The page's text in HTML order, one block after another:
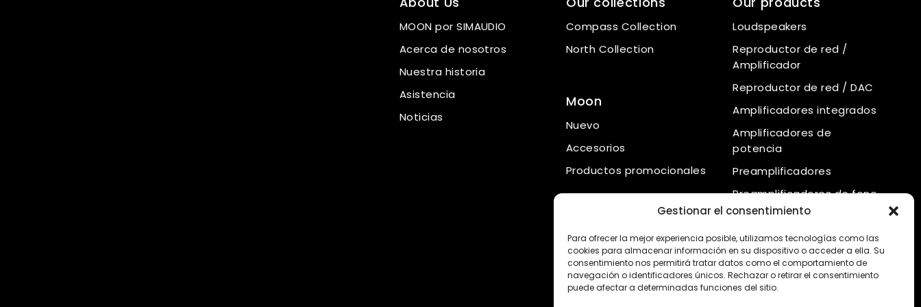
Gestionar el consentimiento
Para ofrecer la mejor experiencia posible, utilizamos tecnologías como las
cookies para almacenar información en su dispositivo o acceder a ella. Su
consentimiento nos permitirá tratar datos como el comportamiento de
navegación o identificadores únicos. Rechazar o retirar el consentimiento
puede afectar a determinadas funciones del sitio.
MOON por SIMAUDIO
Acerca de nosotros
Nuestra historia
Asistencia
Noticias
Compass Collection
North Collection
Moon
Nuevo
Accesorios
Productos promocionales
Loudspeakers
Reproductor de red /
Amplificador
Reproductor de red / DAC
Amplificadores integrados
Amplificadores de
potencia
Preamplificadores
Preamplificadores de fono
Fuente de alimentación
Reproductor de CD